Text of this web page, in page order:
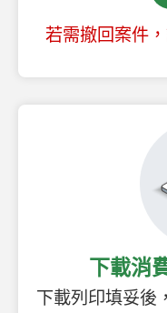
若需撤回案件
下載消
下載列印填妥後